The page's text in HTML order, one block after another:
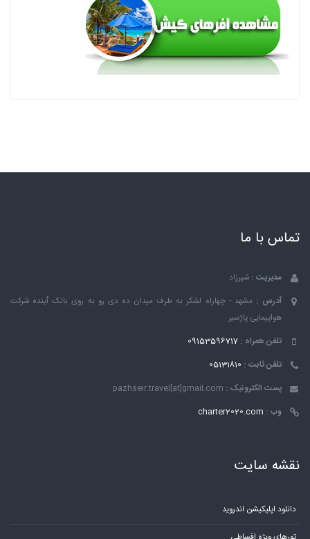
تماس با ما
مدیریت : شیرزاد
آدرس : مشهد - چهاراه لشکر به طرف میدان ده دی رو به روی بانک ٱینده شرکت
هواپیمایی پاژسیر
تلفن همراه : 09153596717
تلفن ثابت : 05131810
پست الکترونیک : pazhseir.travel[at]gmail.com
وب : charter2020.com
نقشه سایت
دانلود اپلیکیشن اندروید